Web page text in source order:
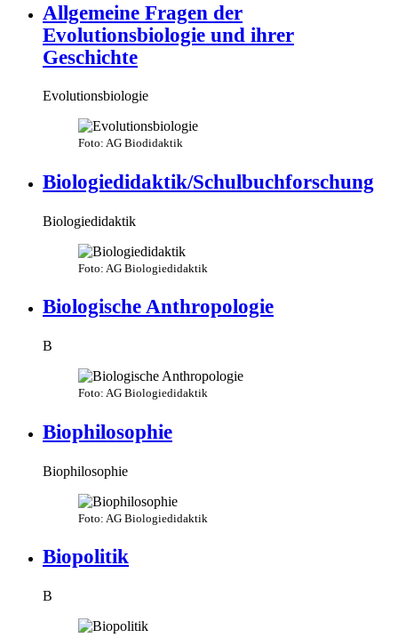
Allgemeine Fragen der
Evolutionsbiologie und ihrer
Geschichte
Evolutionsbiologie
Foto: AG Biodidaktik
Biologiedidaktik/Schulbuchforschung
Biologiedidaktik
Foto: AG Biologiedidaktik
Biologische Anthropologie
B
Foto: AG Biologiedidaktik
Biophilosophie
Biophilosophie
Foto: AG Biologiedidaktik
Biopolitik
B